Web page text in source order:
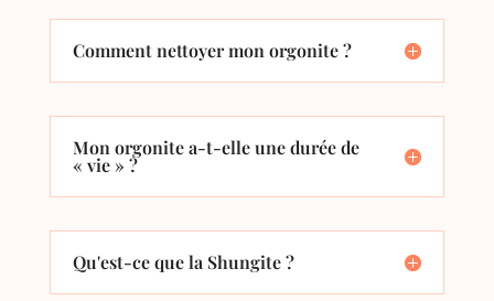
Comment nettoyer mon orgonite ?
Mon orgonite a-t-elle une durée de
« vie » ?
Qu'est-ce que la Shungite ?